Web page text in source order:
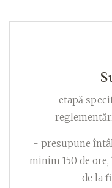
- etapă
- presupune
minim 150 de
de la